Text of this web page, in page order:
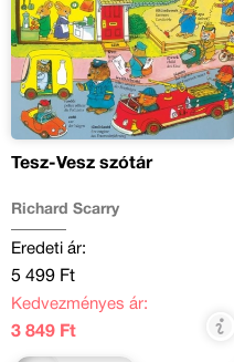
Tesz-Vesz szótár
Richard Scarry
Eredeti ár:
5 499 Ft
Kedvezményes ár:
3 849 Ft